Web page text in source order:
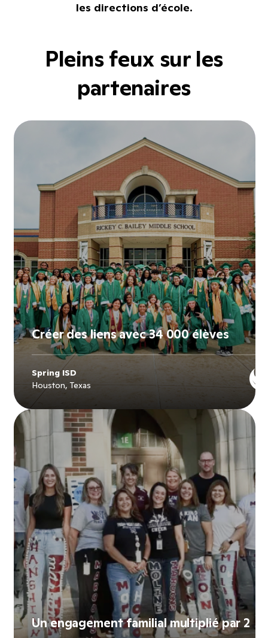
les directions d’école.
Pleins feux sur les
partenaires
Créer des liens avec 34 000 élèves
Spring ISD
Houston, Texas
ExploreSpring ISD
Un engagement familial multiplié par 2